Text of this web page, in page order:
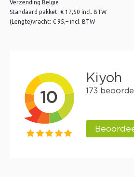
Verzending België
Standaard pakket: € 17,50 incl. BTW
(Lengte)vracht: € 95,– incl. BTW